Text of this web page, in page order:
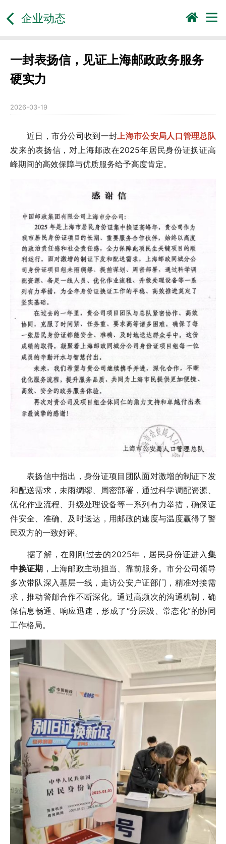
企业动态
一封表扬信，见证上海邮政政务服务
硬实力
2026-03-19
近日，市分公司收到一封上海市公安局人口管理总队
发来的表扬信，对上海邮政在2025年居民身份证换证高
峰期间的高效保障与优质服务给予高度肯定。
表扬信中指出，身份证项目团队面对激增的制证下发
和配送需求，未雨绸缪、周密部署，通过科学调配资源、
优化作业流程、升级处理设备等一系列有力举措，确保证
件安全、准确、及时送达，用邮政的速度与温度赢得了警
民双方的一致好评。
据了解，在刚刚过去的2025年，居民身份证进入集
中换证期 ，上海邮政主动担当、靠前服务。市分公司领导
多次带队深入基层一线，走访公安户证部门，精准对接需
求，推动警邮合作不断深化。通过高频次的沟通机制，确
保信息畅通、响应迅速，形成了“分层级、常态化”的协同
工作格局。